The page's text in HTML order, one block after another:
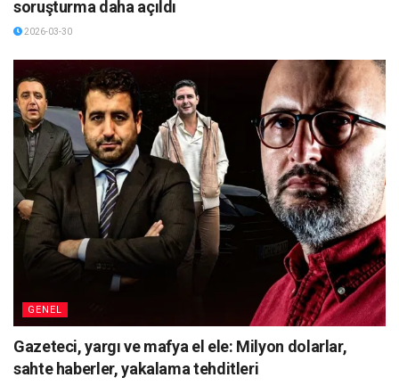
soruşturma daha açıldı
2026-03-30
GENEL
Gazeteci, yargı ve mafya el ele: Milyon dolarlar,
sahte haberler, yakalama tehditleri